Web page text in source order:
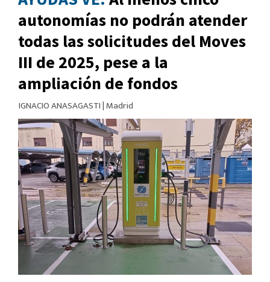
autonomías no podrán atender
todas las solicitudes del Moves
III de 2025, pese a la
ampliación de fondos
IGNACIO ANASAGASTI|Madrid